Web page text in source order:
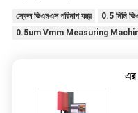
স্কেল ভিএমএস পরিমাপ যন্ত্র
0.5 মিমি
0.5um Vmm Measuring
এর